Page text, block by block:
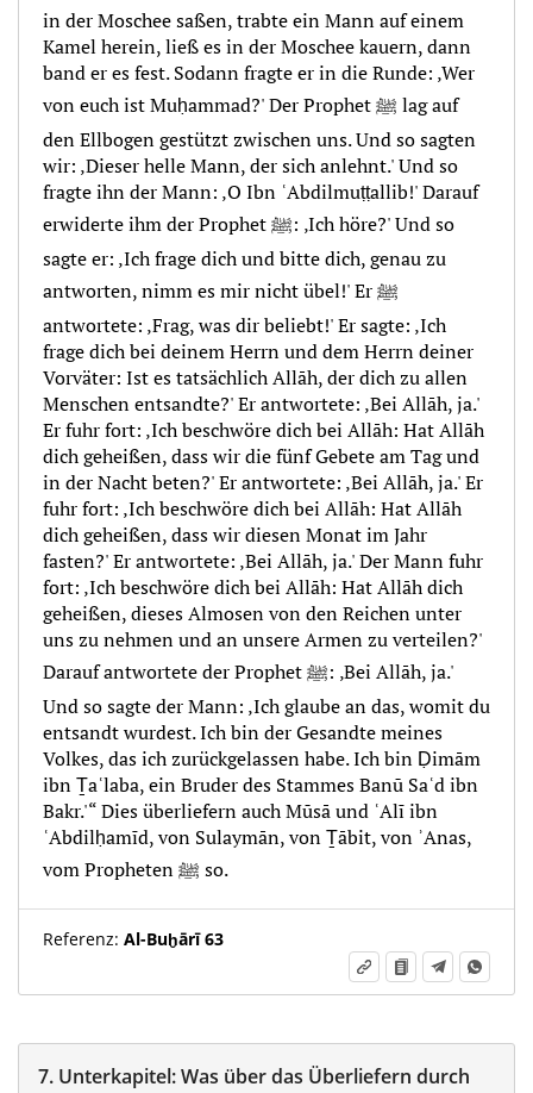
in der Moschee saßen, trabte ein Mann auf einem
Kamel herein, ließ es in der Moschee kauern, dann
band er es fest. Sodann fragte er in die Runde: ‚Wer
von euch ist Muḥammad?' Der Prophet ﷺ lag auf
den Ellbogen gestützt zwischen uns. Und so sagten
wir: ‚Dieser helle Mann, der sich anlehnt.' Und so
fragte ihn der Mann: ‚O Ibn ʿAbdilmuṭṭallib!' Darauf
erwiderte ihm der Prophet ﷺ: ‚Ich höre?' Und so
sagte er: ‚Ich frage dich und bitte dich, genau zu
antworten, nimm es mir nicht übel!' Er ﷺ
antwortete: ‚Frag, was dir beliebt!' Er sagte: ‚Ich
frage dich bei deinem Herrn und dem Herrn deiner
Vorväter: Ist es tatsächlich Allāh, der dich zu allen
Menschen entsandte?' Er antwortete: ‚Bei Allāh, ja.'
Er fuhr fort: ‚Ich beschwöre dich bei Allāh: Hat Allāh
dich geheißen, dass wir die fünf Gebete am Tag und
in der Nacht beten?' Er antwortete: ‚Bei Allāh, ja.' Er
fuhr fort: ‚Ich beschwöre dich bei Allāh: Hat Allāh
dich geheißen, dass wir diesen Monat im Jahr
fasten?' Er antwortete: ‚Bei Allāh, ja.' Der Mann fuhr
fort: ‚Ich beschwöre dich bei Allāh: Hat Allāh dich
geheißen, dieses Almosen von den Reichen unter
uns zu nehmen und an unsere Armen zu verteilen?'
Darauf antwortete der Prophet ﷺ: ‚Bei Allāh, ja.'
Und so sagte der Mann: ‚Ich glaube an das, womit du
entsandt wurdest. Ich bin der Gesandte meines
Volkes, das ich zurückgelassen habe. Ich bin Ḍimām
ibn Ṯaʿlaba, ein Bruder des Stammes Banū Saʿd ibn
Bakr.'“ Dies überliefern auch Mūsā und ʿAlī ibn
ʿAbdilḥamīd, von Sulaymān, von Ṯābit, von ʾAnas,
vom Propheten ﷺ so.
Referenz: Al-Buḫārī 63
7. Unterkapitel:Was über das Überliefern durch